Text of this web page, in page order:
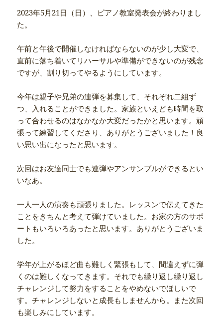
2023年5月21日（日）、ピアノ教室発表会が終わりまし
た。
午前と午後で開催しなければならないのが少し大変で、
直前に落ち着いてリハーサルや準備ができないのが残念
ですが、割り切ってやるようにしています。
今年は親子や兄弟の連弾を募集して、それぞれ二組ず
つ、入れることができました。家族といえども時間を取
って合わせるのはなかなか大変だったかと思います。頑
張って練習してくださり、ありがとうございました！良
い思い出になったと思います。
次回はお友達同士でも連弾やアンサンブルができるとい
いなあ。
一人一人の演奏も頑張りました。レッスンで伝えてきた
ことをきちんと考えて弾けていました。お家の方のサポ
ートもいろいろあったと思います。ありがとうございま
した。
学年が上がるほど曲も難しく緊張もして、間違えずに弾
くのは難しくなってきます。それでも繰り返し繰り返し
チャレンジして努力をすることをやめないでほしいで
す。チャレンジしないと成長もしませんから。また次回
も楽しみにしています。